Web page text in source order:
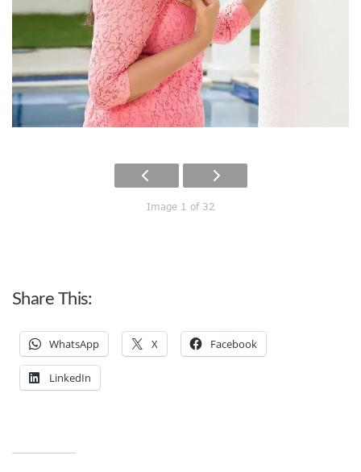
Image 1 of 32
Share This:
WhatsApp X Facebook
LinkedIn